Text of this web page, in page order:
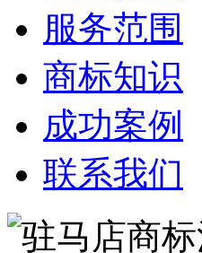
服务范围
商标知识
成功案例
联系我们